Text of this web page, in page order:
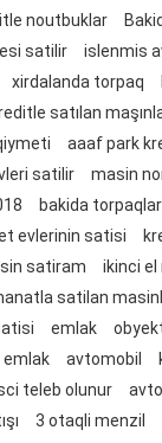
noutbuklar
satilir islenmis
xirdalanda torpaq
satılan
aaaf park
satilir
masin
bakida
evlerinin satisi
satiram ikinci
satilan
emlak
avtomobil
teleb olunur
3 otaqli menzil